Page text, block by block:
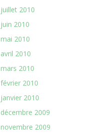
juillet 2010
juin 2010
mai 2010
avril 2010
mars 2010
février 2010
janvier 2010
décembre 2009
novembre 2009